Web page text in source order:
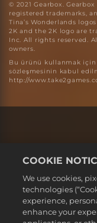
© 2021 Gearbox.
registered trademarks,
Tina’s Wonderlands
2K and the 2K logo are
Inc. All rights reserved.
owners.
Bu ürünü kullanmak için
sözleşmesinin kabul
http://
COOKIE
We use cookies,
technologies
experience,
enhance your